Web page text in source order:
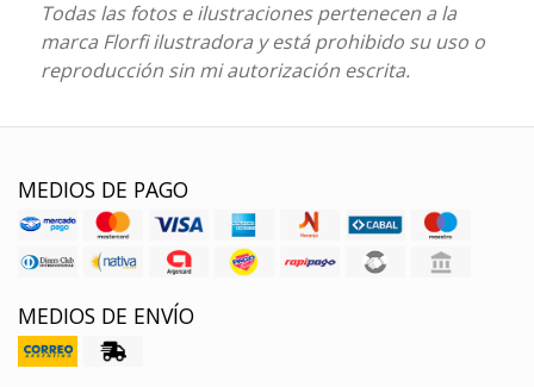
Todas las fotos e ilustraciones pertenecen a la
marca Florfi ilustradora y está prohibido su uso o
reproducción sin mi autorización escrita.
MEDIOS DE PAGO
MEDIOS DE ENVÍO